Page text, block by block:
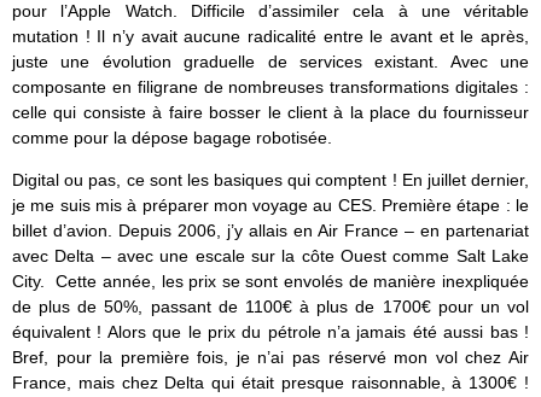
pour l’Apple Watch. Difficile d’assimiler cela à une véritable
mutation ! Il n’y avait aucune radicalité entre le avant et le après,
juste une évolution graduelle de services existant. Avec une
composante en filigrane de nombreuses transformations digitales :
celle qui consiste à faire bosser le client à la place du fournisseur
comme pour la dépose bagage robotisée.
Digital ou pas, ce sont les basiques qui comptent ! En juillet dernier,
je me suis mis à préparer mon voyage au CES. Première étape : le
billet d’avion. Depuis 2006, j’y allais en Air France – en partenariat
avec Delta – avec une escale sur la côte Ouest comme Salt Lake
City. Cette année, les prix se sont envolés de manière inexpliquée
de plus de 50%, passant de 1100€ à plus de 1700€ pour un vol
équivalent ! Alors que le prix du pétrole n’a jamais été aussi bas !
Bref, pour la première fois, je n’ai pas réservé mon vol chez Air
France, mais chez Delta qui était presque raisonnable, à 1300€ !